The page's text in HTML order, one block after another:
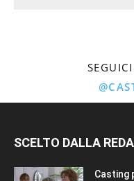
SCELTO DALLA
Casting